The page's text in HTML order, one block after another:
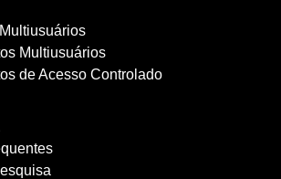
Multiusuários
de Acesso Controlado